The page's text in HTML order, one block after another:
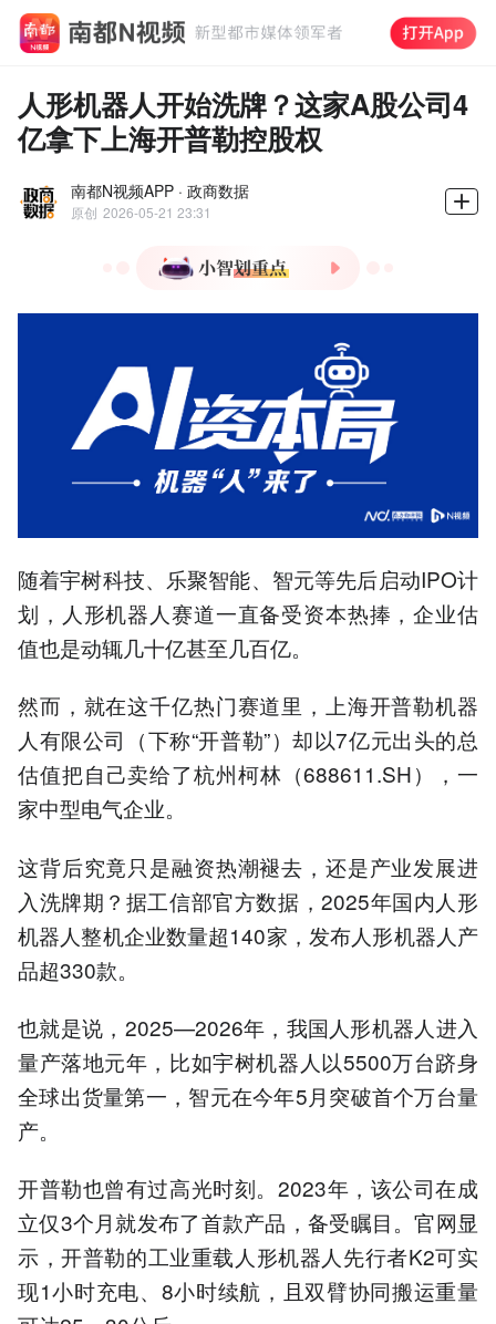
人形机器人开始洗牌？这家A股公司4
亿拿下上海开普勒控股权
南都N视频APP · 政商数据
原创 2026-05-21 23:31
2.2025年国内人形机器人企
业超140家，宇树全球出货
量第一，智元突破万台量产
3.开普勒2025年营收不足
500万亏损超6000万，面临
4.杭州柯林2025年营收腰斩
业务突破
5.多家上市公司曾入股开普
资下滑近30%
以上内容由AI大模型生成，仅供
参考
随着宇树科技、乐聚智能、智元等先后启动IPO计
划，人形机器人赛道一直备受资本热捧，企业估
值也是动辄几十亿甚至几百亿。
然而，就在这千亿热门赛道里，上海开普勒机器
人有限公司（下称“开普勒”）却以7亿元出头的总
估值把自己卖给了杭州柯林（688611.SH），一
家中型电气企业。
这背后究竟只是融资热潮褪去，还是产业发展进
入洗牌期？据工信部官方数据，2025年国内人形
机器人整机企业数量超140家，发布人形机器人产
品超330款。
也就是说，2025—2026年，我国人形机器人进入
量产落地元年，比如宇树机器人以5500万台跻身
全球出货量第一，智元在今年5月突破首个万台量
产。
开普勒也曾有过高光时刻。2023年，该公司在成
立仅3个月就发布了首款产品，备受瞩目。官网显
示，开普勒的工业重载人形机器人先行者K2可实
现1小时充电、8小时续航，且双臂协同搬运重量